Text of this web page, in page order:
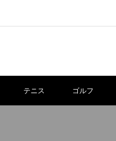
テニス ゴルフ